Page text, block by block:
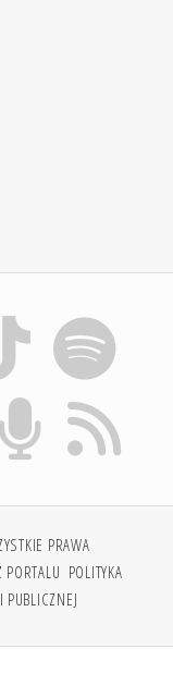
PRAWA
POLITYKA
PUBLICZNEJ